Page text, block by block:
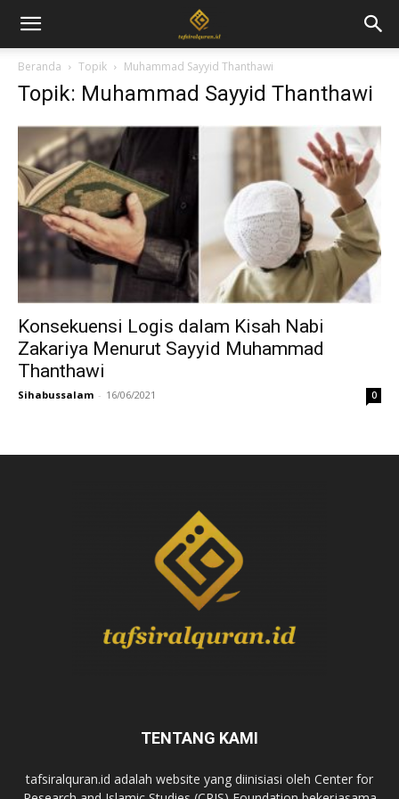
Beranda Topik Muhammad Sayyid Thanthawi
Topik: Muhammad Sayyid Thanthawi
Konsekuensi Logis dalam Kisah Nabi
Zakariya Menurut Sayyid Muhammad
Thanthawi
Sihabussalam - 16/06/2021 0
TENTANG KAMI
tafsiralquran.id adalah website yang diinisiasi oleh Center for